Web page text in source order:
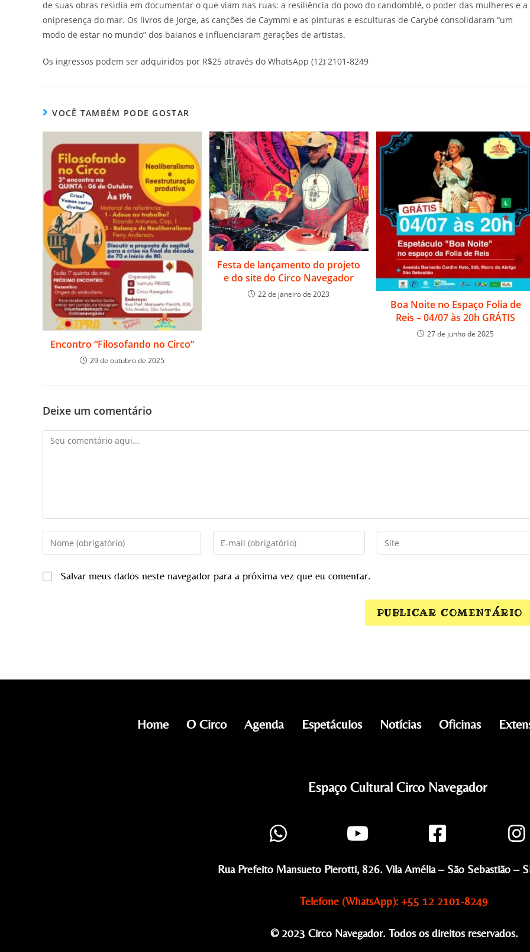
de suas obras residia em documentar o que viam nas ruas: a resiliência do povo do candomblé, o poder das mulheres e a
onipresença do mar. Os livros de Jorge, as canções de Caymmi e as pinturas e esculturas de Carybé consolidaram “um
modo de estar no mundo” dos baianos e influenciaram gerações de artistas.
Os ingressos podem ser adquiridos por R$25 através do WhatsApp (12) 2101-8249
VOCÊ TAMBÉM PODE GOSTAR
Encontro “Filosofando no Circo”
29 de outubro de 2025
Festa de lançamento do projeto
e do site do Circo Navegador
22 de janeiro de 2023
Boa Noite no Espaço Folia de
Reis – 04/07 às 20h GRÁTIS
27 de junho de 2025
Deixe um comentário
Salvar meus dados neste navegador para a próxima vez que eu comentar.
Home O Circo Agenda Espetáculos Notícias Oficinas
Espaço Cultural Circo Navegador
Rua Prefeito Mansueto Pierotti, 826. Vila Amélia – São Sebastião –
Telefone (WhatsApp): +55 12 2101-8249
© 2023 Circo Navegador. Todos os direitos reservados.